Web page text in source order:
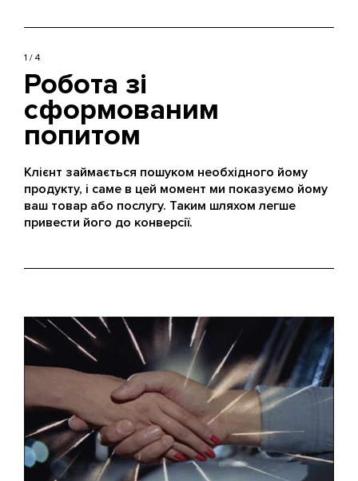
Робота зі
сформованим
попитом
1 / 4
Клієнт займається пошуком необхідного йому
продукту, і саме в цей момент ми показуємо йому
ваш товар або послугу. Таким шляхом легше
привести його до конверсії.